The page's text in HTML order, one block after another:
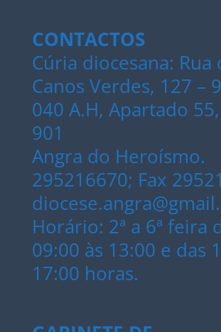
CONTACTOS
Cúria diocesana: Rua
Canos Verdes, 127 –
040 A.H, Apartado
901
Angra do Heroísmo.
295216670; Fax
Horário: 2ª a 6ª feira
09:00 às 13:00 e das
17:00 horas.